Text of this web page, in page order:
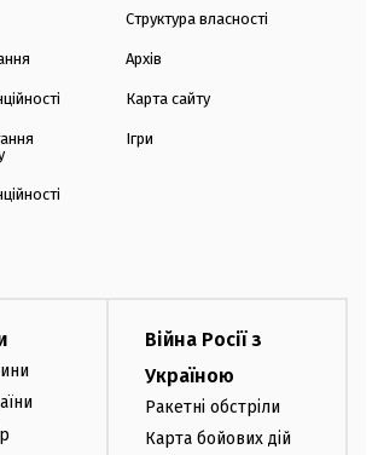
Структура власності
Архів
Карта сайту
Ігри
Війна Росії з
Україною
Ракетні обстріли
Карта бойових дій